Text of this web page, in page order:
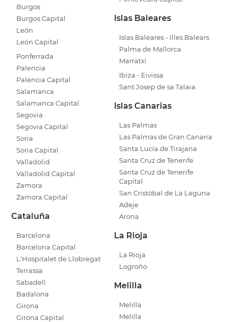
Burgos
Burgos Capital
León
León Capital
Ponferrada
Palencia
Palencia Capital
Salamanca
Salamanca Capital
Segovia
Segovia Capital
Soria
Soria Capital
Valladolid
Valladolid Capital
Zamora
Zamora Capital
Cataluña
Barcelona
Barcelona Capital
L'Hospitalet de Llobregat
Terrassa
Sabadell
Badalona
Girona
Girona Capital
Islas Baleares
Islas Baleares - Illes Balears
Palma de Mallorca
Marratxí
Ibiza - Eivissa
Sant Josep de sa Talaia
Islas Canarias
Las Palmas
Las Palmas de Gran Canaria
Santa Lucía de Tirajana
Santa Cruz de Tenerife
Santa Cruz de Tenerife
Capital
San Cristóbal de La Laguna
Adeje
Arona
La Rioja
La Rioja
Logroño
Melilla
Melilla
Melilla